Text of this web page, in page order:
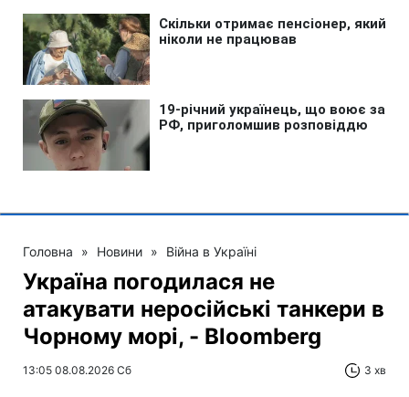
Головна » Новини » Війна в Україні
Україна погодилася не
атакувати неросійські танкери в
Чорному морі, - Bloomberg
13:05 08.08.2026 Сб 3 хв